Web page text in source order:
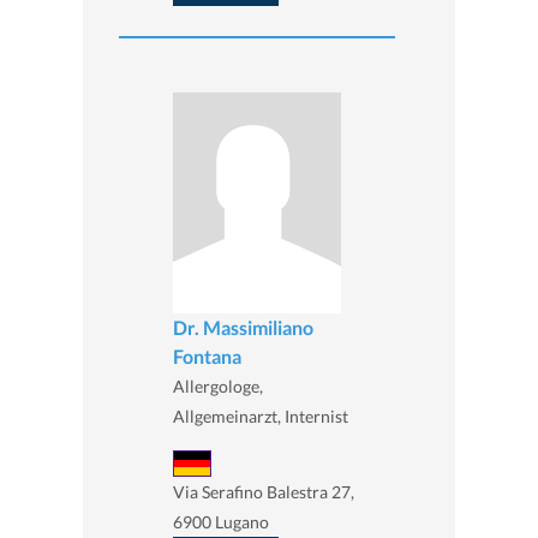
Dr. Massimiliano
Fontana
Allergologe,
Allgemeinarzt, Internist
Via Serafino Balestra 27,
6900 Lugano